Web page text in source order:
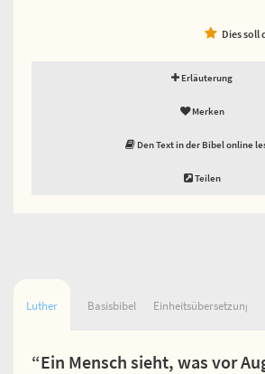
Dies soll
Erläuterung
Merken
Den Text in der Bibel online
Teilen
Luther Basisbibel Einheitsübersetzung
“Ein Mensch sieht, was vor